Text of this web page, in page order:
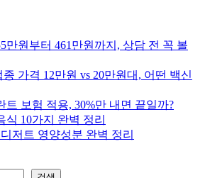
만원부터 461만원까지, 상담 전 꼭 볼
가격 12만원 vs 20만원대, 어떤 백신
트 보험 적용, 30%만 내면 끝일까?
식 10가지 완벽 정리
저트 영양성분 완벽 정리